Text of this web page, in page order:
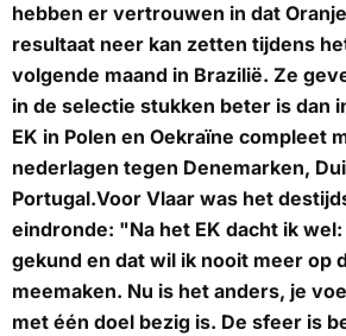
hebben er vertrouwen in dat
resultaat neer kan zetten tijdens
volgende maand in Brazilië. Ze
in de selectie stukken beter is dan
EK in Polen en Oekraïne compleet
nederlagen tegen Denemarken,
Portugal.Voor Vlaar was het
eindronde: "Na het EK dacht ik
gekund en dat wil ik nooit meer op
meemaken. Nu is het anders, je
met één doel bezig is. De sfeer is